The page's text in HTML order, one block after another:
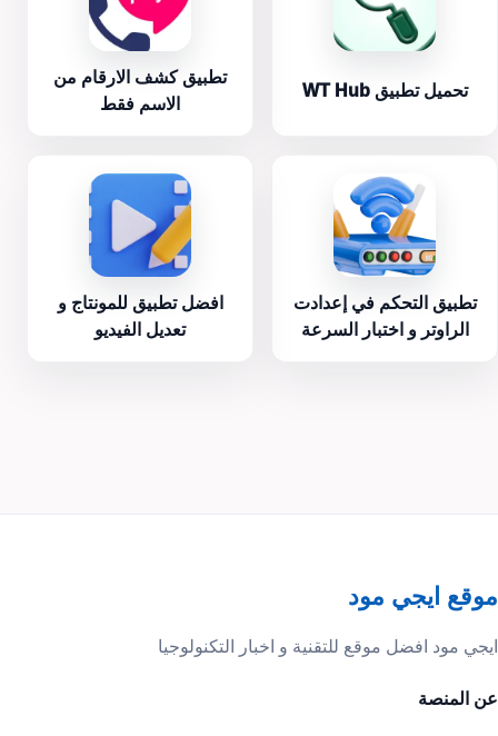
تحميل تطبيق WT Hub
تطبيق كشف الارقام من
الاسم فقط
تطبيق التحكم في إعدادت
الراوتر و اختبار السرعة
افضل تطبيق للمونتاج و
تعديل الفيديو
موقع ايجي مود
ايجي مود افضل موقع للتقنية و اخبار التكنولوجيا
عن المنصة